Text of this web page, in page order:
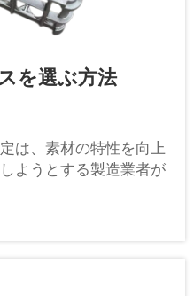
を選ぶ方法
は、素材の特性を向上
ようとする製造業者が
の一つです。現代の産
前の…